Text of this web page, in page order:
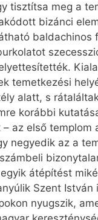
tisztítsa meg a
bizánci
baldachinos
temetkezési
alatt, s
korábbi
az első templom
negyedik az a
átépítést
Szent István
nyugszik,